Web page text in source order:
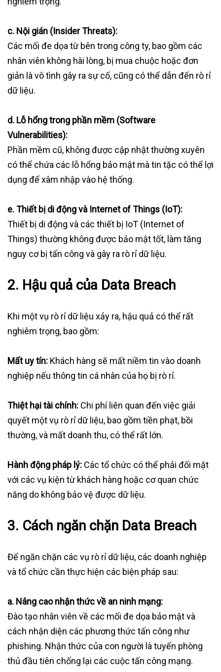
c. Nội gián (Insider Threats):
Các mối đe dọa từ bên trong công ty, bao gồm các
nhân viên không hài lòng, bị mua chuộc hoặc đơn
giản là vô tình gây ra sự cố, cũng có thể dẫn đến rò rỉ
dữ liệu.
d. Lỗ hổng trong phần mềm (Software
Vulnerabilities):
Phần mềm cũ, không được cập nhật thường xuyên
có thể chứa các lỗ hổng bảo mật mà tin tặc có thể lợi
dụng để xâm nhập vào hệ thống.
e. Thiết bị di động và Internet of Things (IoT):
Thiết bị di động và các thiết bị IoT (Internet of
Things) thường không được bảo mật tốt, làm tăng
nguy cơ bị tấn công và gây ra rò rỉ dữ liệu.
2. Hậu quả của Data Breach
Khi một vụ rò rỉ dữ liệu xảy ra, hậu quả có thể rất
nghiêm trọng, bao gồm:
Mất uy tín: Khách hàng sẽ mất niềm tin vào doanh
nghiệp nếu thông tin cá nhân của họ bị rò rỉ.
Thiệt hại tài chính: Chi phí liên quan đến việc giải
quyết một vụ rò rỉ dữ liệu, bao gồm tiền phạt, bồi
thường, và mất doanh thu, có thể rất lớn.
Hành động pháp lý: Các tổ chức có thể phải đối mặt
với các vụ kiện từ khách hàng hoặc cơ quan chức
năng do không bảo vệ được dữ liệu.
3. Cách ngăn chặn Data Breach
Để ngăn chặn các vụ rò rỉ dữ liệu, các doanh nghiệp
và tổ chức cần thực hiện các biện pháp sau:
a. Nâng cao nhận thức về an ninh mạng:
Đào tạo nhân viên về các mối đe dọa bảo mật và
cách nhận diện các phương thức tấn công như
phishing. Nhận thức của con người là tuyến phòng
thủ đầu tiên chống lại các cuộc tấn công mạng.